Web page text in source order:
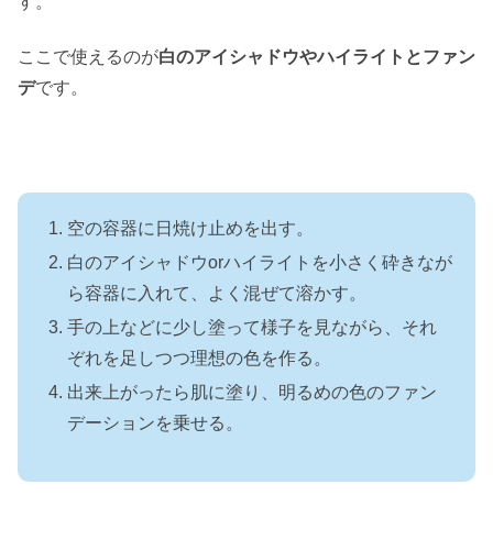
ここで使えるのが白のアイシャドウやハイライトとファン
デです。
空の容器に日焼け止めを出す。
白のアイシャドウorハイライトを小さく砕きなが
ら容器に入れて、よく混ぜて溶かす。
手の上などに少し塗って様子を見ながら、それ
ぞれを足しつつ理想の色を作る。
出来上がったら肌に塗り、明るめの色のファン
デーションを乗せる。